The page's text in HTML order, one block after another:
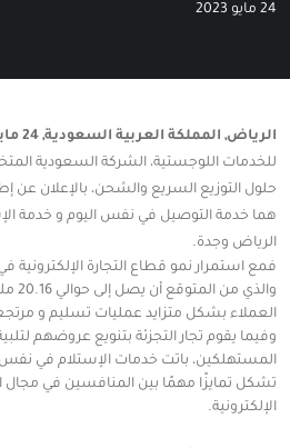
24 مايو 2023
الرياض, المملكة العربية السعودية, 24 مايو 2023 —
للخدمات اللوجستية، الشركة السعودية
حلول التوزيع السريع والشحن، بالإعلان عن
هما خدمة التوصيل في نفس اليوم و خدمة
الرياض وجدة.
فمع استمرار نمو قطاع التجارة الإلكترونية
العملاء بشكل متزايد عمليات تسليم و
وفيما يقوم تجار التجزئة بتنويع عروضهم
المستهلكين، باتت خدمات الإستلام في نفس
تشكل تمايزًا مهمًا بين المنافسين في مجال
الإلكترونية.